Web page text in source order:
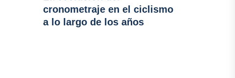
cronometraje en el ciclismo
a lo largo de los años